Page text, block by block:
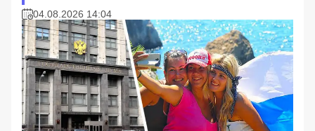
04.08.2026 14:04